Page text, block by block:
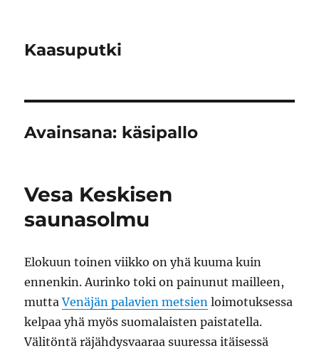
Kaasuputki
Avainsana: käsipallo
Vesa Keskisen
saunasolmu
Elokuun toinen viikko on yhä kuuma kuin
ennenkin. Aurinko toki on painunut mailleen,
muttaVenäjän palavien metsien loimotuksessa
kelpaa yhä myös suomalaisten paistatella.
Välitöntä räjähdysvaaraa suuressa itäisessä